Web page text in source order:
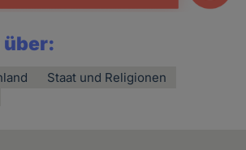
über:
Staat und Religionen